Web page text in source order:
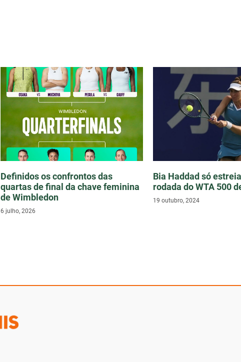
Definidos os confrontos das
quartas de final da chave feminina
de Wimbledon
6 julho, 2026
Bia Haddad só
rodada do WTA 500
19 outubro, 2024